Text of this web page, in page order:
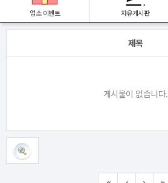
업소 이벤트 자유게시판
제목
게시물이 없습니다.